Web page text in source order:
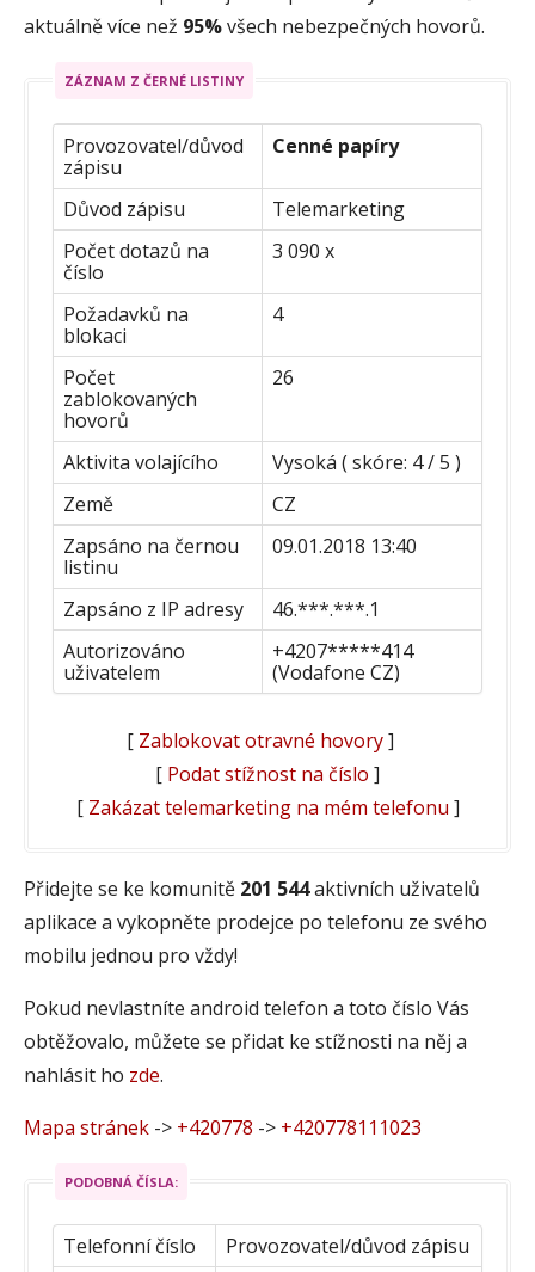
aktuálně více než 95%všech nebezpečných hovorů.
ZÁZNAM Z ČERNÉ LISTINY
Provozovatel/důvod
zápisu
Cenné papíry
Důvod zápisu
Telemarketing
Počet dotazů na
číslo
3 090 x
Požadavků na
blokaci
4
Počet
zablokovaných
hovorů
26
Aktivita volajícího
Vysoká ( skóre: 4 / 5 )
Země
CZ
Zapsáno na černou
listinu
09.01.2018 13:40
Zapsáno z IP adresy
46.***.***.1
Autorizováno
uživatelem
+4207*****414
(Vodafone CZ)
[ Zablokovat otravné hovory]
[ Podat stížnost na číslo ]
[ Zakázat telemarketing na mém telefonu ]
Přidejte se ke komunitě 201 544aktivních uživatelů
aplikace a vykopněte prodejce po telefonu ze svého
mobilu jednou pro vždy!
Pokud nevlastníte android telefon a toto číslo Vás
obtěžovalo, můžete se přidat ke stížnosti na něj a
nahlásit ho zde.
Mapa stránek -> +420778 -> +420778111023
PODOBNÁ ČÍSLA:
Telefonní číslo
Provozovatel/důvod zápisu